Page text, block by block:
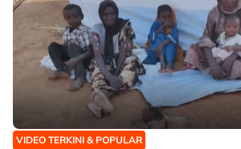
VIDEO TERKINI & POPULAR